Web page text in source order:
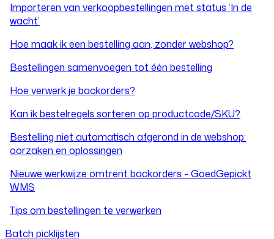
Importeren van verkoopbestellingen met status ‘In de
wacht’
Hoe maak ik een bestelling aan, zonder webshop?
Bestellingen samenvoegen tot één bestelling
Hoe verwerk je backorders?
Kan ik bestelregels sorteren op productcode/SKU?
Bestelling niet automatisch afgerond in de webshop:
oorzaken en oplossingen
Nieuwe werkwijze omtrent backorders - GoedGepickt
WMS
Tips om bestellingen te verwerken
Batch picklijsten